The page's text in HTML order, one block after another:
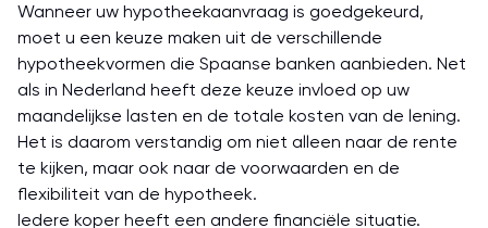
Wanneer uw hypotheekaanvraag is goedgekeurd,
moet u een keuze maken uit de verschillende
hypotheekvormen die Spaanse banken aanbieden. Net
als in Nederland heeft deze keuze invloed op uw
maandelijkse lasten en de totale kosten van de lening.
Het is daarom verstandig om niet alleen naar de rente
te kijken, maar ook naar de voorwaarden en de
flexibiliteit van de hypotheek.
Iedere koper heeft een andere financiële situatie.